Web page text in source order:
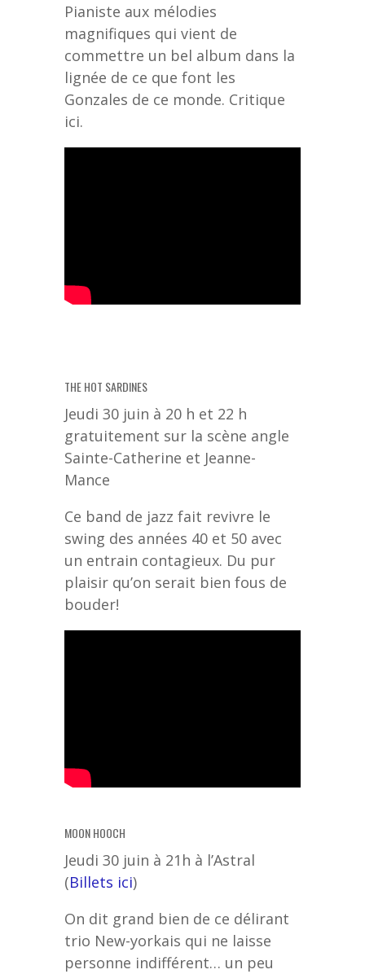
Pianiste aux mélodies
magnifiques qui vient de
commettre un bel album dans la
lignée de ce que font les
Gonzales de ce monde. Critique
ici.
THE HOT SARDINES
Jeudi 30 juin à 20 h et 22 h
gratuitement sur la scène angle
Sainte-Catherine et Jeanne-
Mance
Ce band de jazz fait revivre le
swing des années 40 et 50 avec
un entrain contagieux. Du pur
plaisir qu’on serait bien fous de
bouder!
MOON HOOCH
Jeudi 30 juin à 21h à l’Astral
(Billets ici)
On dit grand bien de ce délirant
trio New-yorkais qui ne laisse
personne indifférent… un peu